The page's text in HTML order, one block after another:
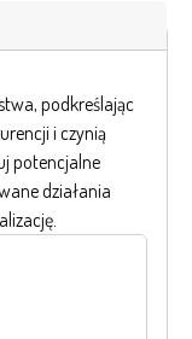
podkreślając
i czynią
potencjalne
działania